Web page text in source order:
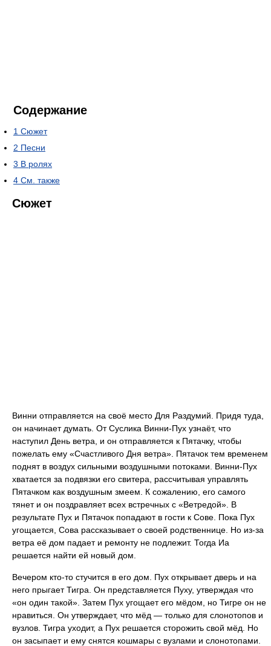
Содержание
1 Сюжет
2 Песни
3 В ролях
4 См. также
Сюжет
Винни отправляется на своё место Для Раздумий. Придя туда,
он начинает думать. От Суслика Винни-Пух узнаёт, что
наступил День ветра, и он отправляется к Пятачку, чтобы
пожелать ему «Счастливого Дня ветра». Пятачок тем временем
поднят в воздух сильными воздушными потоками. Винни-Пух
хватается за подвязки его свитера, рассчитывая управлять
Пятачком как воздушным змеем. К сожалению, его самого
тянет и он поздравляет всех встречных с «Ветредой». В
результате Пух и Пятачок попадают в гости к Сове. Пока Пух
угощается, Сова рассказывает о своей родственнице. Но из-за
ветра её дом падает и ремонту не подлежит. Тогда Иа
решается найти ей новый дом.
Вечером кто-то стучится в его дом. Пух открывает дверь и на
него прыгает Тигра. Он представляется Пуху, утверждая что
«он один такой». Затем Пух угощает его мёдом, но Тигре он не
нравиться. Он утверждает, что мёд — только для слонотопов и
вузлов. Тигра уходит, а Пух решается сторожить свой мёд. Но
он засыпает и ему снятся кошмары с вузлами и слонотопами.